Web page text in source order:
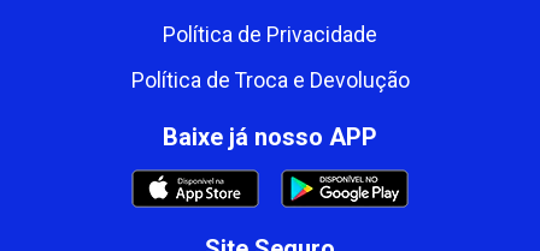
Política de Privacidade
Política de Troca e Devolução
Baixe já nosso APP